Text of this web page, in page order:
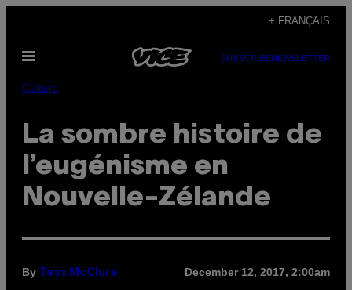
content
+ FRANÇAIS
Open
SUBSCRIBENEWSLETTER
Culture
La sombre histoire de
l’eugénisme en
Nouvelle-Zélande
By Tess McClure December 12, 2017, 2:00am